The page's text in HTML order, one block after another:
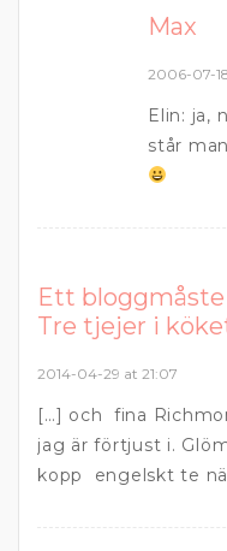
Max
2006-07-
Elin: ja,
står
Ett bloggmåste
Tre tjejer i
2014-04-29 at 21:07
[…] och fina
jag är förtjust i.
kopp engelskt te